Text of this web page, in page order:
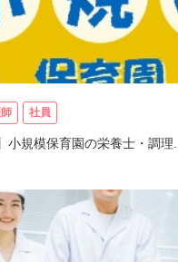
社員
小規模保育園の栄養士・調理...